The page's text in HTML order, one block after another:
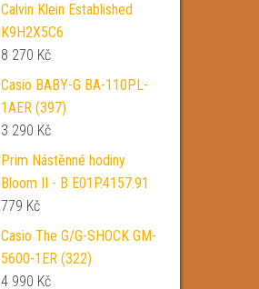
Calvin Klein Established
K9H2X5C6
8 270 Kč
Casio BABY-G BA-110PL-
1AER (397)
3 290 Kč
Prim Nástěnné hodiny
Bloom II - B E01P.4157.91
779 Kč
Casio The G/G-SHOCK GM-
5600-1ER (322)
4 990 Kč